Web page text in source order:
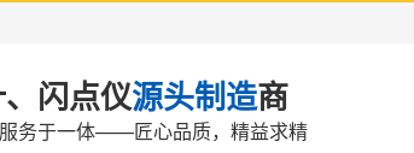
闪点仪源头制造商
务于一体——匠心品质，精益求精